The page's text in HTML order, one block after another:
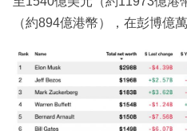
（約894億港幣），在彭博億